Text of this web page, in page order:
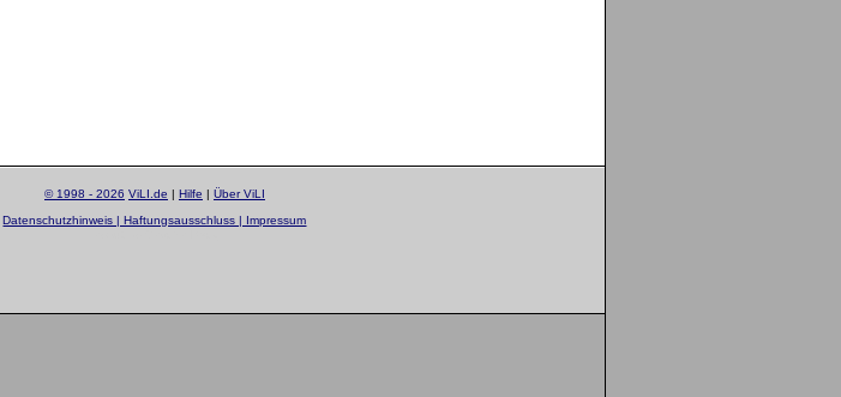
© 1998 - 2026 ViLI.de | Hilfe | Über ViLI
Datenschutzhinweis | Haftungsausschluss | Impressum